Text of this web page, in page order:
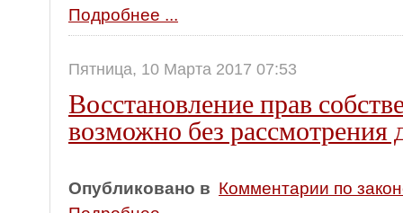
Подробнее ...
Пятница, 10 Марта 2017 07:53
Восстановление прав
возможно без рассмотрения
Опубликовано в Комментарии по